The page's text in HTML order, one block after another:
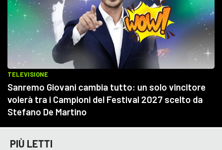
PIÙ LETTI